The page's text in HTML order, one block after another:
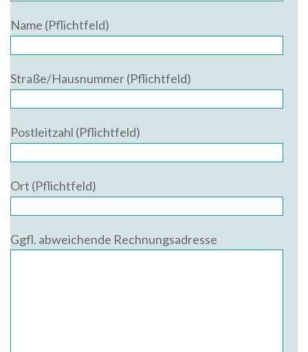
Name (Pflichtfeld)
Straße/Hausnummer (Pflichtfeld)
Postleitzahl (Pflichtfeld)
Ort (Pflichtfeld)
Ggfl. abweichende Rechnungsadresse